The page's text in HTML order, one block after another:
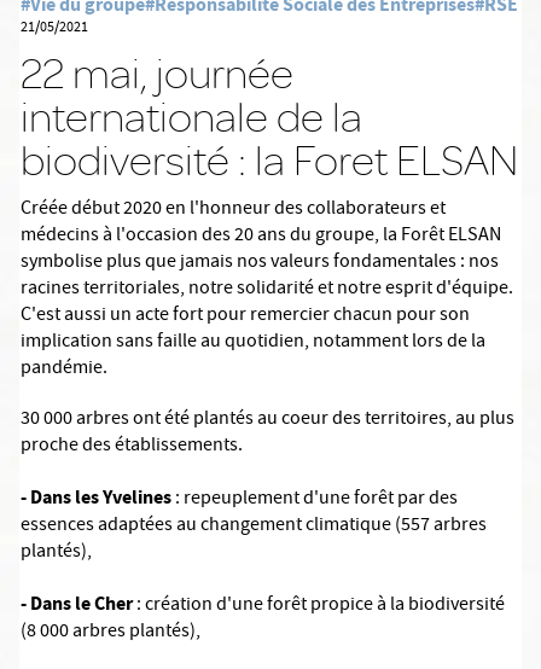
21/05/2021
22 mai, journée
internationale de la
biodiversité : la Foret ELSAN
Créée début 2020 en l'honneur des collaborateurs et
médecins à l'occasion des 20 ans du groupe, la Forêt ELSAN
symbolise plus que jamais nos valeurs fondamentales : nos
racines territoriales, notre solidarité et notre esprit d'équipe.
C'est aussi un acte fort pour remercier chacun pour son
implication sans faille au quotidien, notamment lors de la
pandémie.
30 000 arbres ont été plantés au coeur des territoires, au plus
proche des établissements.
- Dans les Yvelines: repeuplement d'une forêt par des
essences adaptées au changement climatique (557 arbres
plantés),
- Dans le Cher: création d'une forêt propice à la biodiversité
(8 000 arbres plantés),